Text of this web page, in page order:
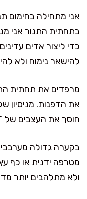
בתחתית התנור אני
כדי ליצור אדים
להישאר נימוח ולא
מרפדים את תחתית
את הדפנות. מניסיון
חוסך את העצבים של
בקערה גדולה
מטרפה ידנית או כף
ולא מתלהבים יותר